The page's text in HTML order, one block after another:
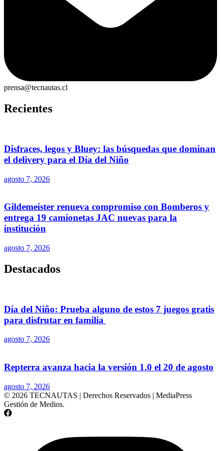
prensa@tecnautas.cl
Recientes
Disfraces, legos y Bluey: las búsquedas que dominan
el delivery para el Día del Niño
agosto 7, 2026
Gildemeister renueva compromiso con Bomberos y
entrega 19 camionetas JAC nuevas para la
institución
agosto 7, 2026
Destacados
Día del Niño: Prueba alguno de estos 7 juegos gratis
para disfrutar en familia
agosto 7, 2026
Repterra avanza hacia la versión 1.0 el 20 de agosto
agosto 7, 2026
© 2026 TECNAUTAS | Derechos Reservados | MediaPress
Gestión de Medios.